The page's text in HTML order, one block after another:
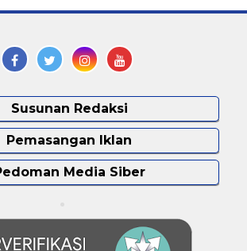
Susunan Redaksi
Pemasangan Iklan
Media Siber